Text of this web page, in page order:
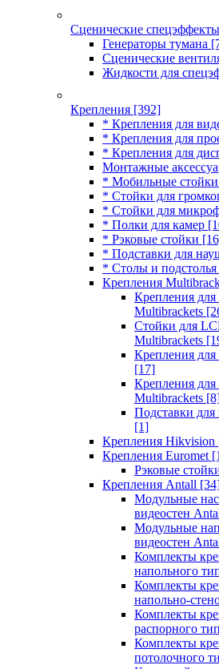
Сценические спецэффекты
Генераторы тумана
Сценические
Жидкости для
Крепления [392]
* Крепления для
* Крепления для
* Крепления для
Монтажные
* Мобильные стойки
* Стойки для
* Стойки для
* Полки для камер
* Рэковые стойки
* Подставки для
* Столы и подстолья
Крепления
Крепления
Multibrackets
Стойки для
Multibrackets
Крепления для
[17]
Крепления для
Multibrackets
Подставки
[1]
Крепления Hikvision
Крепления Euromet
Рэковые
Крепления Antall
Модульные
видеостен
Модульные
видеостен
Комплекты
напольного
Комплекты
напольно-
Комплекты
распорного
Комплекты
потолочного